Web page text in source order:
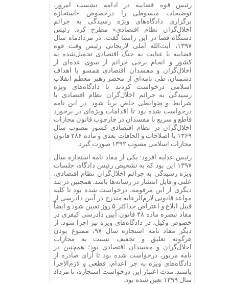
رئیس قوه قضاییه در ادامه نشست امروز،
توضیحات مبسوطی را درخصوص «استجازه
برگزاری دادگاه‌های ویژه رسیدگی به جرائم
اخلال‌گران نظام اقتصادی» مطرح کرد. رئیس
دستگاه قضا در این راستا گفت: در مردادماه سال
۱۳۹۷، آیت‌الله آملی لاریجانی رئیس وقت قوه
قضاییه با عنایت به جنگ اقتصادی تحمیل‌شده به
کشور و انجام برخی جرائم از سوی عده‌ای از
اخلال‌گران و مفسدان اقتصادی همسو با اهداف
دشمنان، طی نامه‌ای از محضر رهبر معظم انقلاب
اسلامی درخواست کردند تا دادگاه‌های ویژه
رسیدگی به جرائم اخلال‌گران نظام اقتصادی با
شرایط و ضوابطی خاص برپا شود. در این نامه
درخواست شده بود تا اقدامات ویژه‌ای در برخورد
قاطع و سریع با مفسدان در چارچوب قانون مجازات
اخلال‌گران در نظام اقتصادی کشور مصوب سال
۱۳۶۹ با اصلاحات و الحاقات بعدی و ماده ۲۸۶ قانون
مجازات اسلامی مصوب ۱۳۹۲ صورت گیرد.
رئیس عدلیه افزود: یکی از مفاد نامه استجازه سال
۱۳۹۷ این بود که به تشخیص رئیس دادگاه، جلسات
ویژه رسیدگی به جرائم اخلال‌گران نظام اقتصادی،
علنی و قابل انتشار در رسانه‌ها باشد. همچنین در بند
دیگری از این مرقومه، درخواست شده بود تا کلیه
مواعد قانونی لازم‌الرعایه مندرج در آیین دادرسی از
قبیل ابلاغ و اعتراض حداکثر ۵ روز تعیین شود و ایضاً
مفاد تبصره ماده ۴۸ قانون آیین دادرسی کیفری در
خصوص وکیل، در دادگاه‌های ویژه نیز اجرا شود. از
دیگر مفاد نامه استجازه سال ۹۷، ممنوع بودن
هرگونه تعلیق و تخفیف نسبت به مجازات
اخلال‌گران و مفسدان اقتصادی بود؛ همچنین در
نامه مزبور، درخواست شده بود تا آرای صادره از
دادگاه‌های ویژه به جز اعدام، قطعی و لازم‌الاجرا
باشند. مدت اعتبار این درخواست استجازه، تا مرداد
سال ۱۳۹۹ تعین شده بود.